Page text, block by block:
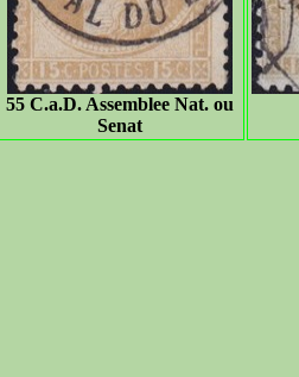
55 C.a.D. Assemblee Nat. ou
Senat